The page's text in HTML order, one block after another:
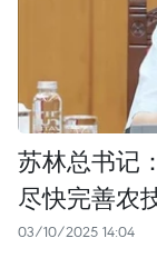
苏林总书记
尽快完善农
03/10/2025 14:04